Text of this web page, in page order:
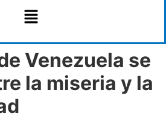
Venezuela se
la miseria y la